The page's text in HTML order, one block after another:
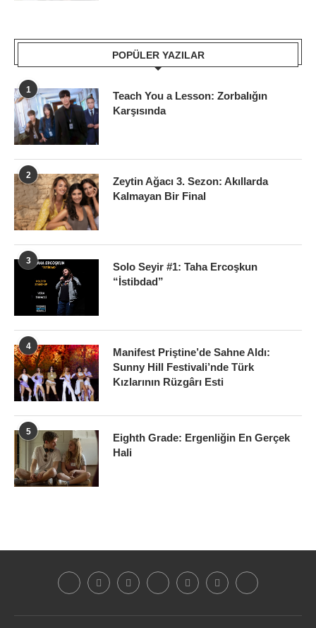
POPÜLER YAZILAR
1
Teach You a Lesson: Zorbalığın
Karşısında
2
Zeytin Ağacı 3. Sezon: Akıllarda
Kalmayan Bir Final
3
Solo Seyir #1: Taha Ercoşkun
“İstibdad”
4
Manifest Priştine’de Sahne Aldı:
Sunny Hill Festivali’nde Türk
Kızlarının Rüzgârı Esti
5
Eighth Grade: Ergenliğin En Gerçek
Hali